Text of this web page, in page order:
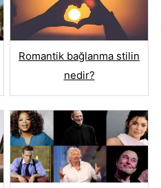
Romantik bağlanma stilin
nedir?